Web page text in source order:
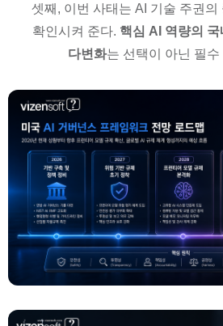
셋째, 이번 사태는 AI 기술 주권의
확인시켜 준다. 핵심 AI 역량의
다변화는 선택이 아닌 필수